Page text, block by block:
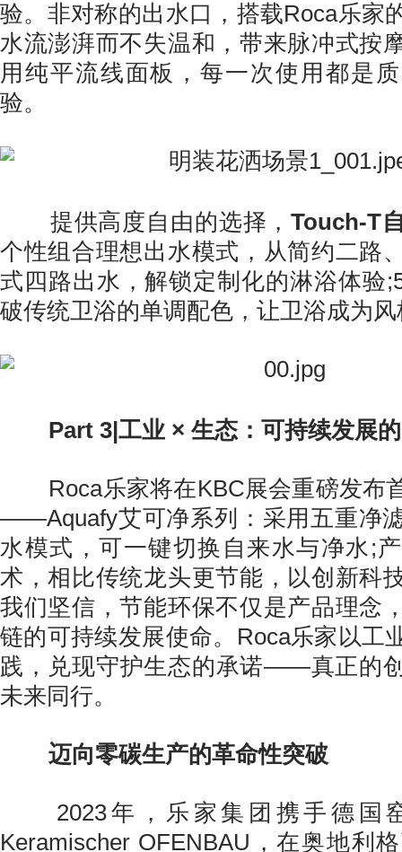
验。非对称的出水口，搭载Roca乐家
水流澎湃而不失温和，带来脉冲式按
用纯平流线面板，每一次使用都是
验。
提供高度自由的选择，Touch-T
个性组合理想出水模式，从简约二路
式四路出水，解锁定制化的淋浴体验
破传统卫浴的单调配色，让卫浴成为
Part 3|工业 × 生态：可持续发展
Roca乐家将在KBC展会重磅发布
——Aquafy艾可净系列：采用五重净
水模式，可一键切换自来水与净水;
术，相比传统龙头更节能，以创新科
我们坚信，节能环保不仅是产品理念
链的可持续发展使命。Roca乐家以工
践，兑现守护生态的承诺——真正的
未来同行。
迈向零碳生产的革命性突破
2023年，乐家集团携手德国
Keramischer OFENBAU，在奥地利